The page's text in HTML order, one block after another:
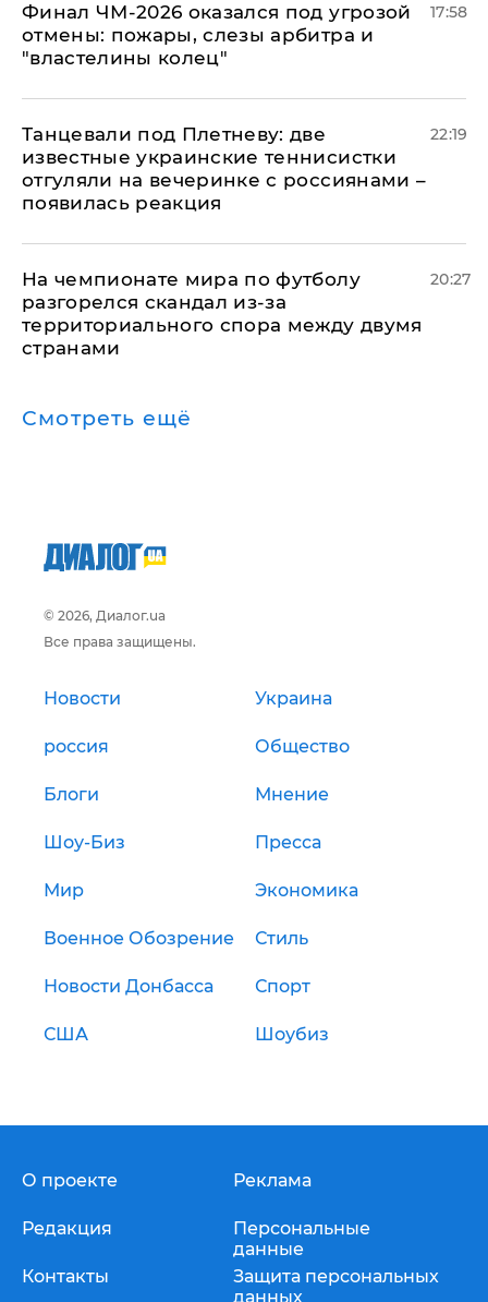
Финал ЧМ-2026 оказался под угрозой
отмены: пожары, слезы арбитра и
"властелины колец"
17:58
Танцевали под Плетневу: две
известные украинские теннисистки
отгуляли на вечеринке с россиянами –
появилась реакция
22:19
На чемпионате мира по футболу
разгорелся скандал из-за
территориального спора между двумя
странами
20:27
Смотреть ещё
© 2026, Диалог.ua
Все права защищены.
Новости Украина
россия Общество
Блоги Мнение
Шоу-Биз Пресса
Мир Экономика
Военное Обозрение Стиль
Новости Донбасса Спорт
США Шоубиз
О проекте
Редакция
Контакты
Реклама
Персональные
данные
Защита персональных
данных